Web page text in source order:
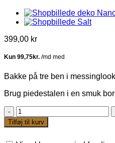
399,00 kr
Bakke på tre ben i
Brug piedestalen i en smuk
Torgun
Opsats-
Piedestal
Tilføj til kurv